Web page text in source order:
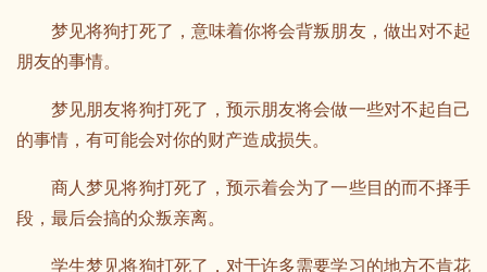
梦见将狗打死了，意味着你将会背叛朋友，做出对不起
朋友的事情。
梦见朋友将狗打死了，预示朋友将会做一些对不起自己
的事情，有可能会对你的财产造成损失。
商人梦见将狗打死了，预示着会为了一些目的而不择手
段，最后会搞的众叛亲离。
学生梦见将狗打死了，对于许多需要学习的地方不肯花